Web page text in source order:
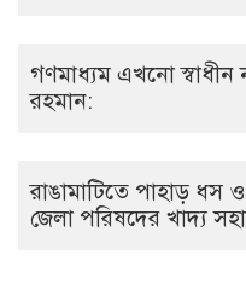
গণমাধ্যম এখনো স্বাধীন
রহমান:
রাঙামাটিতে পাহাড় ধস ও
জেলা পরিষদের খাদ্য